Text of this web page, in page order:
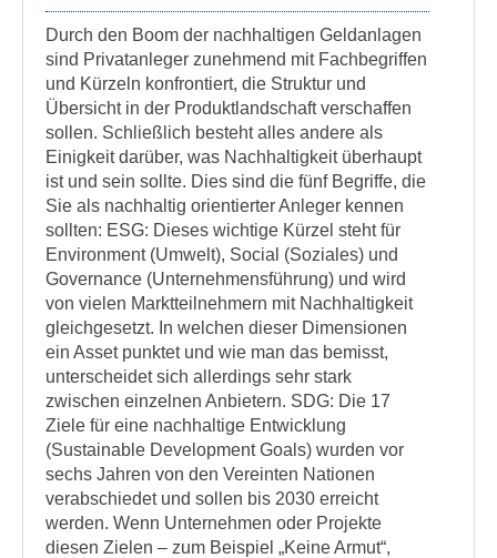
Durch den Boom der nachhaltigen Geldanlagen
sind Privatanleger zunehmend mit Fachbegriffen
und Kürzeln konfrontiert, die Struktur und
Übersicht in der Produktlandschaft verschaffen
sollen. Schließlich besteht alles andere als
Einigkeit darüber, was Nachhaltigkeit überhaupt
ist und sein sollte. Dies sind die fünf Begriffe, die
Sie als nachhaltig orientierter Anleger kennen
sollten: ESG: Dieses wichtige Kürzel steht für
Environment (Umwelt), Social (Soziales) und
Governance (Unternehmensführung) und wird
von vielen Marktteilnehmern mit Nachhaltigkeit
gleichgesetzt. In welchen dieser Dimensionen
ein Asset punktet und wie man das bemisst,
unterscheidet sich allerdings sehr stark
zwischen einzelnen Anbietern. SDG: Die 17
Ziele für eine nachhaltige Entwicklung
(Sustainable Development Goals) wurden vor
sechs Jahren von den Vereinten Nationen
verabschiedet und sollen bis 2030 erreicht
werden. Wenn Unternehmen oder Projekte
diesen Zielen – zum Beispiel „Keine Armut“,